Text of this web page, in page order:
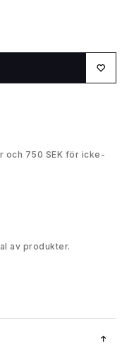
och 750 SEK för icke-
av produkter.